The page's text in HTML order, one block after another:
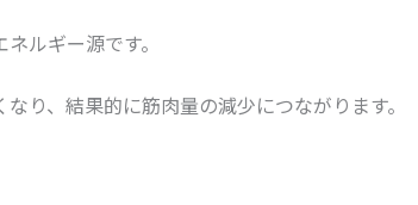
ルギー源です。
り、結果的に筋肉量の減少につながります。